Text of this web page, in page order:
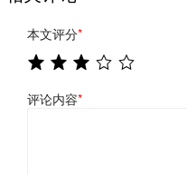
本文评分*
评论内容*